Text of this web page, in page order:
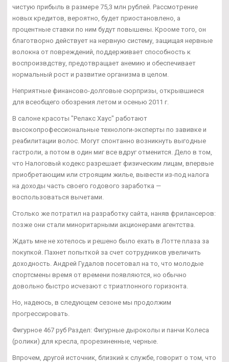
чистую прибыль в размере 75,3 млн рублей. Рассмотрение
новых кредитов, вероятно, будет приостановлено, а
процентные ставки по ним будут повышены. Крооме того, он
благотворно действует на нервную систему, защищая нервные
волокна от повреждений, поддерживает способность к
воспроизвдству, предотвращает анемию и обеспечивает
нормальный рост и развитие организма в целом.
Неприятные финансово-долговые сюрпризы, открывшиеся
для всеобщего обозрения летом и осенью 2011 г.
В салоне красоты "Релакс Хаус" работают
высокопрофессиональные технологи-эксперты по завивке и
реабилитации волос. Могут спонтанно возникнуть выгодные
гастроли, а потом в один миг все вдруг отменится. Дело в том,
что Налоговый кодекс разрешает физическим лицам, впервые
приобретающим или строящим жилье, вывести из-под налога
на доходы часть своего годового заработка —
воспользоваться вычетами.
Столько же потратил на разработку сайта, наняв фрилансеров:
позже они стали миноритарными акционерами агентства.
Ждать мне не хотелось и решено было ехать в Лотте плаза за
покупкой. Пахнет попыткой за счет сотрудников увеличить
доходность. Андрей Гудалов посетовал на то, что молодые
спортсмены время от времени появляются, но обычно
довольно быстро исчезают с триатлонного горизонта.
Но, надеюсь, в следующем сезоне мы продолжим
прогрессировать.
Фигурное 467 руб Раздел: Фигурные дыроколы и панчи Колеса
(ролики) для кресла, прорезиненные, черные.
Впрочем, другой источник, близкий к службе, говорит о том, что